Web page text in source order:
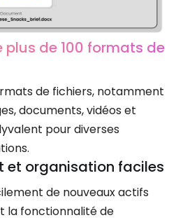
plus de 100 formats de
de fichiers, notamment
documents, vidéos et
pour diverses
et organisation faciles
de nouveaux actifs
la fonctionnalité de